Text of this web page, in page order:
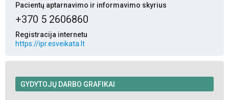
Pacientų aptarnavimo ir informavimo skyrius
+370 5 2606860
Registracija internetu
https://ipr.esveikata.lt
GYDYTOJŲ DARBO GRAFIKAI